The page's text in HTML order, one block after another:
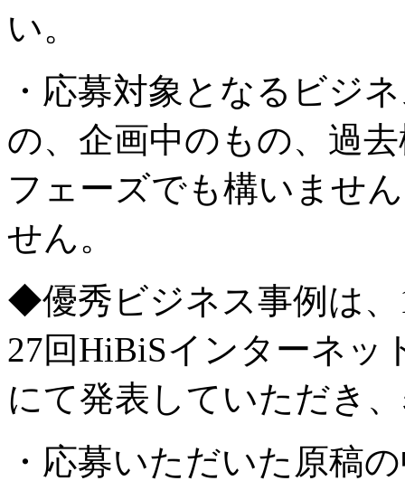
い。
・応募対象となるビジ
の、企画中のもの、過
フェーズでも構いませ
せん。
◆優秀ビジネス事例は、
27回HiBiSインターネッ
にて発表していただき
・応募いただいた原稿